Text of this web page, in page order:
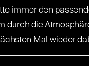
immer den
durch die
Mal wieder